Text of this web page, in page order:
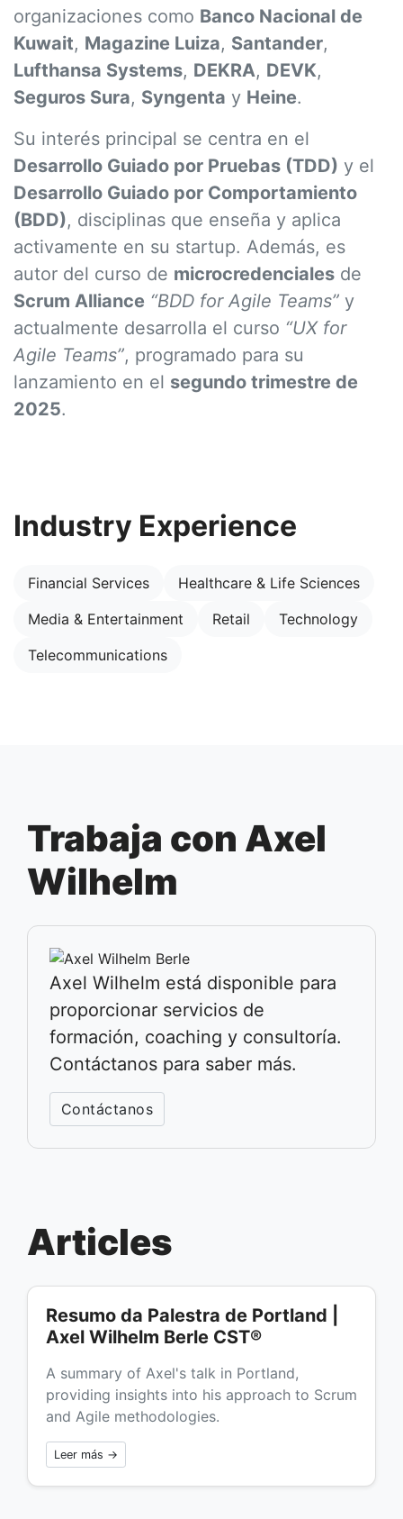
organizaciones como Banco Nacional de
Kuwait, Magazine Luiza, Santander,
Lufthansa Systems, DEKRA, DEVK,
Seguros Sura, Syngenta y Heine.
Su interés principal se centra en el
Desarrollo Guiado por Pruebas (TDD) y el
Desarrollo Guiado por Comportamiento
(BDD), disciplinas que enseña y aplica
activamente en su startup. Además, es
autor del curso de microcredenciales de
Scrum Alliance “BDD for Agile Teams” y
actualmente desarrolla el curso “UX for
Agile Teams”, programado para su
lanzamiento en el segundo trimestre de
2025.
Industry Experience
Financial Services
Healthcare & Life Sciences
Media & Entertainment
Retail
Technology
Telecommunications
Trabaja con Axel
Wilhelm
Axel Wilhelm está disponible para
proporcionar servicios de
formación, coaching y consultoría.
Contáctanos para saber más.
Contáctanos
Articles
Resumo da Palestra de Portland |
Axel Wilhelm Berle CST®
A summary of Axel's talk in Portland,
providing insights into his approach to Scrum
and Agile methodologies.
Leer más →